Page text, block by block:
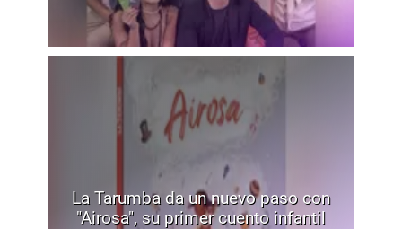
La Tarumba da un nuevo paso con
"Airosa", su primer cuento infantil